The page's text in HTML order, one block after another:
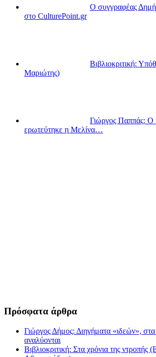
Ο συγγραφέας
στο CulturePoint.gr
Βιβλιοκριτική:
Μαριώτης)
Γιώργος Παππάς: Ο
ερωτεύτηκε η Μελίνα…
Πρόσφατα άρθρα
Γιώργος Δήμος: Διηγήματα «ιδεών», στα
αναλύονται
Βιβλιοκριτική: Στα χρόνια της ντροπής